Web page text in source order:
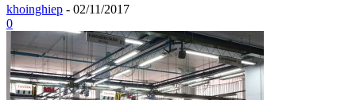
khoinghiep - 02/11/2017
0